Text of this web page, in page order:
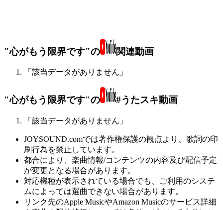
"心がもう限界です"の 関連動画
「該当データがありません」
"心がもう限界です"の #うたスキ動画
「該当データがありません」
JOYSOUND.comでは著作権保護の観点より、歌詞の印
刷行為を禁止しています。
都合により、楽曲情報/コンテンツの内容及び配信予定
が変更となる場合があります。
対応機種が表示されている場合でも、ご利用のシステ
ムによっては選曲できない場合があります。
リンク先のApple MusicやAmazon Musicのサービス詳細